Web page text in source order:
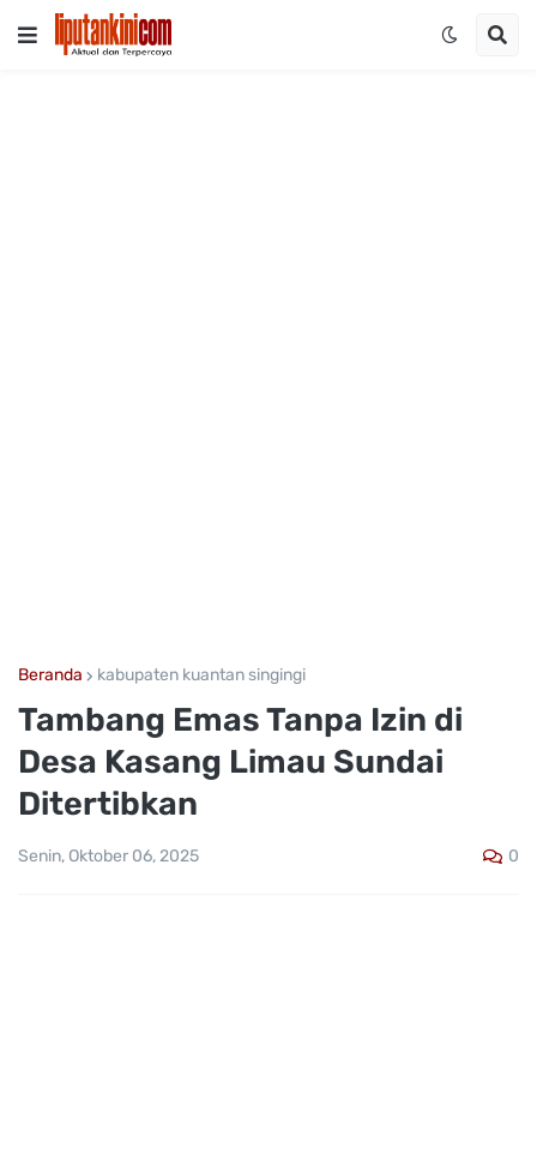
Beranda kabupaten kuantan singingi
Tambang Emas Tanpa Izin di
Desa Kasang Limau Sundai
Ditertibkan
Senin, Oktober 06, 2025 0